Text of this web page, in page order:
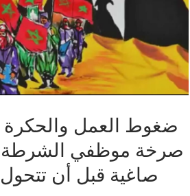
ضغوط العمل والحكرة
صرخة موظفي
صاغية قبل أن